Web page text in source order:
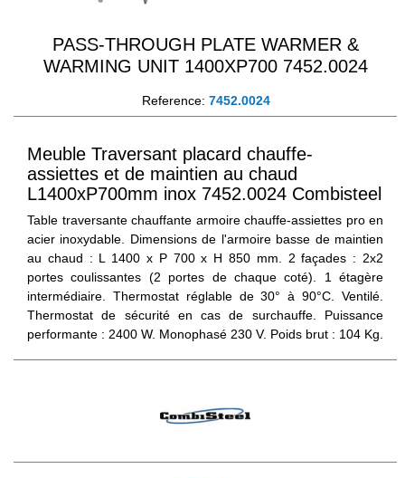
PASS-THROUGH PLATE WARMER &
WARMING UNIT 1400XP700 7452.0024
Reference: 7452.0024
Meuble Traversant placard chauffe-
assiettes et de maintien au chaud
L1400xP700mm inox 7452.0024 Combisteel
Table traversante chauffante armoire chauffe-assiettes pro en
acier inoxydable. Dimensions de l'armoire basse de maintien
au chaud : L 1400 x P 700 x H 850 mm. 2 façades : 2x2
portes coulissantes (2 portes de chaque coté). 1 étagère
intermédiaire. Thermostat réglable de 30° à 90°C. Ventilé.
Thermostat de sécurité en cas de surchauffe. Puissance
performante : 2400 W. Monophasé 230 V. Poids brut : 104 Kg.